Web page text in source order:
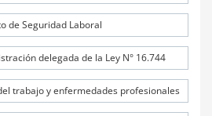
de Seguridad Laboral
delegada de la Ley N° 16.744
trabajo y enfermedades profesionales